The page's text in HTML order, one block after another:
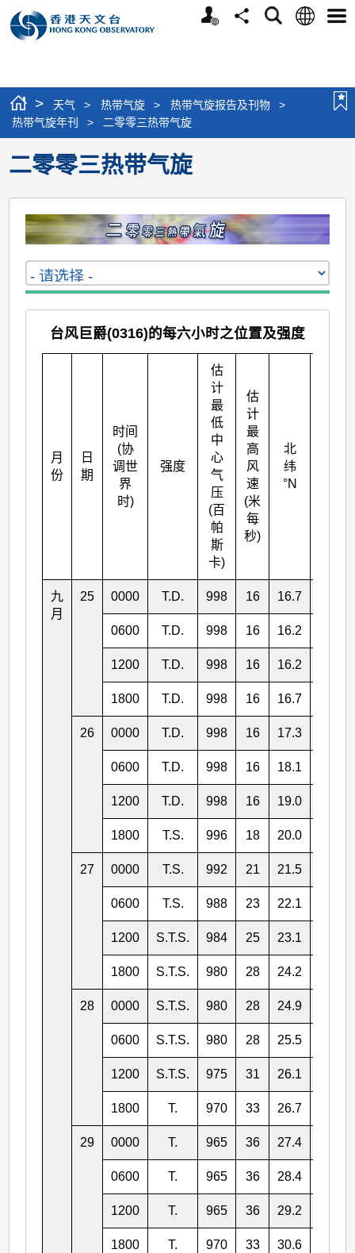
个
分
搜
语
选
> 天气 > 热带气旋 > 热带气旋报告及刊物
>
热带气旋年刊
> 二零零三热带气旋
二零零三热带气旋
台风巨爵(0316)的每六小时之位置及强度
月
份
日
期
时间
(协
调世
界
时)
强度
估
计
最
低
中
心
气
压
(百
帕
斯
卡)
估
计
最
高
风
速
(米
每
秒)
北
纬
°N
九
月
25 0000 T.D. 998 16 16.7
0600 T.D. 998 16 16.2
1200 T.D. 998 16 16.2
1800 T.D. 998 16 16.7
26 0000 T.D. 998 16 17.3
0600 T.D. 998 16 18.1
1200 T.D. 998 16 19.0
1800 T.S. 996 18 20.0
27 0000 T.S. 992 21 21.5
0600 T.S. 988 23 22.1
1200 S.T.S. 984 25 23.1
1800 S.T.S. 980 28 24.2
28 0000 S.T.S. 980 28 24.9
0600 S.T.S. 980 28 25.5
1200 S.T.S. 975 31 26.1
1800 T. 970 33 26.7
29 0000 T. 965 36 27.4
0600 T. 965 36 28.4
1200 T. 965 36 29.2
1800 T. 970 33 30.6